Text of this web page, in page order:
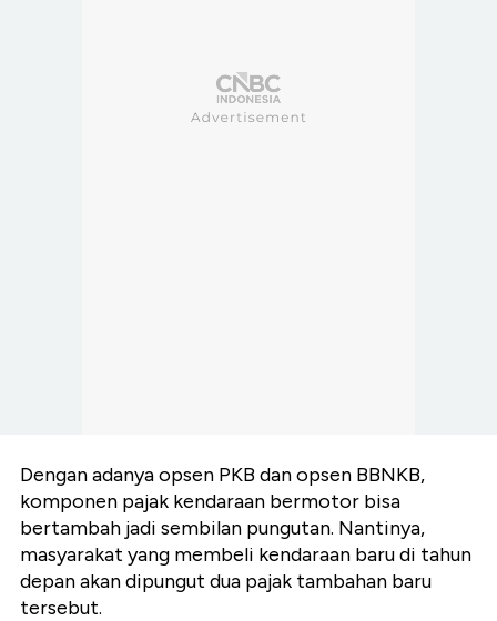
Dengan adanya opsen PKB dan opsen BBNKB,
komponen pajak kendaraan bermotor bisa
bertambah jadi sembilan pungutan. Nantinya,
masyarakat yang membeli kendaraan baru di tahun
depan akan dipungut dua pajak tambahan baru
tersebut.